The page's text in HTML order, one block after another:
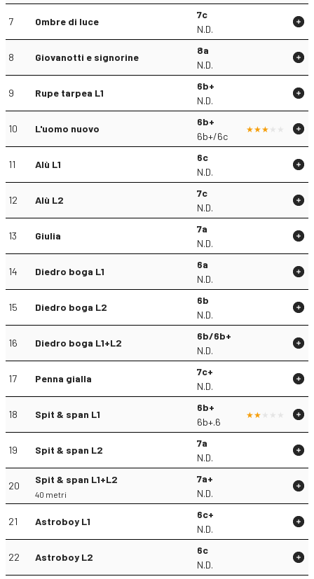
7 Ombre di luce
7c
N.D.
8 Giovanotti e signorine
8a
N.D.
9 Rupe tarpea L1
6b+
N.D.
10 L'uomo nuovo
6b+
6b+/6c
11 Alù L1
6c
N.D.
12 Alù L2
7c
N.D.
13 Giulia
7a
N.D.
14 Diedro boga L1
6a
N.D.
15 Diedro boga L2
6b
N.D.
16 Diedro boga L1+L2
6b/6b+
N.D.
17 Penna gialla
7c+
N.D.
18 Spit & span L1
6b+
6b+.6
19 Spit & span L2
7a
N.D.
20
Spit & span L1+L2
40 metri
7a+
N.D.
21 Astroboy L1
6c+
N.D.
22 Astroboy L2
6c
N.D.